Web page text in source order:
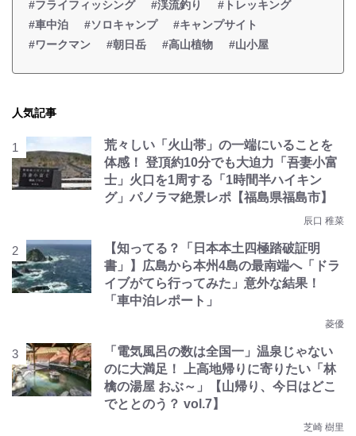
#フライフィッシング #渓流釣り
#トレッキング
#車中泊
#ソロキャンプ
#キャンプサイト
#ワークマン
#朝日岳 #高山植物 #山小屋
人気記事
荒々しい「火山帯」の一端にいることを
体感！ 登頂約10分でも大迫力「吾妻小富
士」火口を1周する「1時間半ハイキン
グ」パノラマ絶景レポ【福島県福島市】
辰口 稚菜
【知ってる？「日本本土四極踏破証明
書」】広島から本州4島の最南端へ「ドラ
イブがてら行ってみた」意外な結果！
「車中泊レポート」
菱優
「電気風呂の数は全国一」温泉じゃない
のに大満足！ 上高地帰りに寄りたい「林
檎の湯屋 おぶ～」【山帰り、今日はどこ
でととのう？ vol.7】
芝崎 樹里